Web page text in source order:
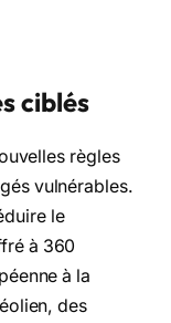
ciblés
règles
vulnérables.
le
à 360
à la
des